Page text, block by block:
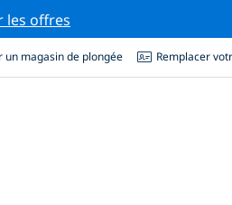
les offres
un magasin de plongée Remplacer